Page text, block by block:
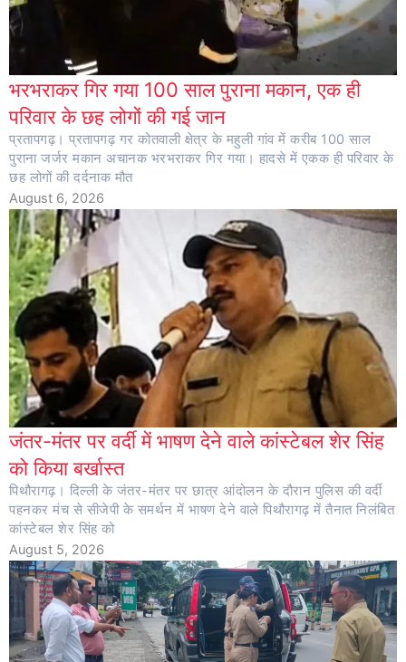
भरभराकर गिर गया 100 साल पुराना मकान, एक ही
परिवार के छह लोगों की गई जान
प्रतापगढ़। प्रतापगढ़ गर कोतवाली क्षेत्र के महुली गांव में करीब 100 साल
पुराना जर्जर मकान अचानक भरभराकर गिर गया। हादसे में एकक ही परिवार के
छह लोगों की दर्दनाक मौत
August 6, 2026
जंतर-मंतर पर वर्दी में भाषण देने वाले कांस्टेबल शेर सिंह
को किया बर्खास्त
पिथौरागढ़। दिल्ली के जंतर-मंतर पर छात्र आंदोलन के दौरान पुलिस की वर्दी
पहनकर मंच से सीजेपी के समर्थन में भाषण देने वाले पिथौरागढ़ में तैनात निलंबित
कांस्टेबल शेर सिंह को
August 5, 2026